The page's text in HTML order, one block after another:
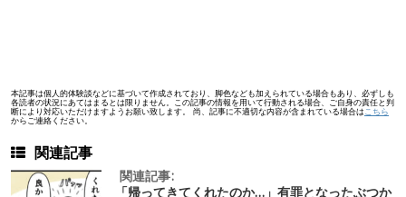
本記事は個人的体験談などに基づいて作成されており、脚色なども加えられている場合もあり、必ずしも
各読者の状況にあてはまるとは限りません。この記事の情報を用いて行動される場合、ご自身の責任と判
断により対応いただけますようお願い致します。 尚、記事に不適切な内容が含まれている場合は こちら
からご連絡ください。
関連記事
関連記事:
「帰ってきてくれたのか…」有罪となったぶつか